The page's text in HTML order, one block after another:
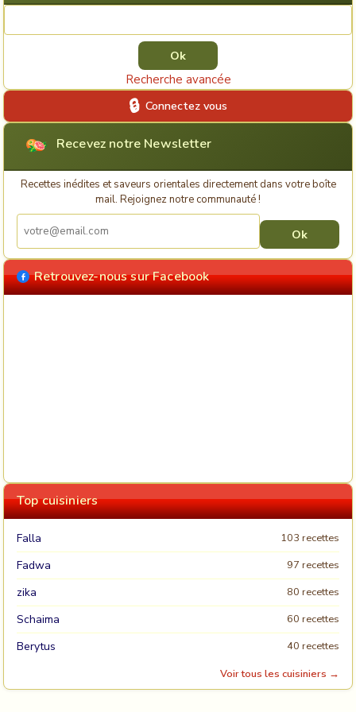
Recherche avancée
Connectez vous
Recevez notre Newsletter
Recettes inédites et saveurs orientales directement dans votre boîte
mail. Rejoignez notre communauté !
Retrouvez-nous sur Facebook
Top cuisiniers
Falla 103 recettes
Fadwa 97 recettes
zika 80 recettes
Schaima 60 recettes
Berytus
40 recettes
Voir tous les cuisiniers →